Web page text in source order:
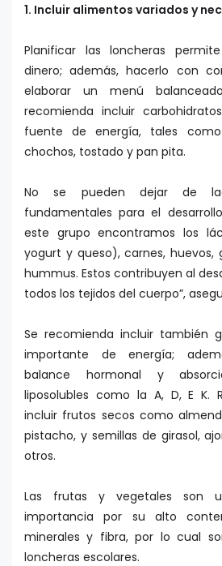
1. Incluir alimentos variados y
Planificar las loncheras
dinero; además, hacerlo con
elaborar un menú
recomienda incluir
fuente de energía, tales
chochos, tostado y pan pita.
No se pueden dejar de
fundamentales para el
este grupo encontramos los
yogurt y queso), carnes, huevos,
hummus. Estos contribuyen al
todos los tejidos del cuerpo”,
Se recomienda incluir también
importante de energía;
balance hormonal y
liposolubles como la A, D, E K.
incluir frutos secos como
pistacho, y semillas de girasol,
otros.
Las frutas y vegetales son
importancia por su alto
minerales y fibra, por lo cual
loncheras escolares.